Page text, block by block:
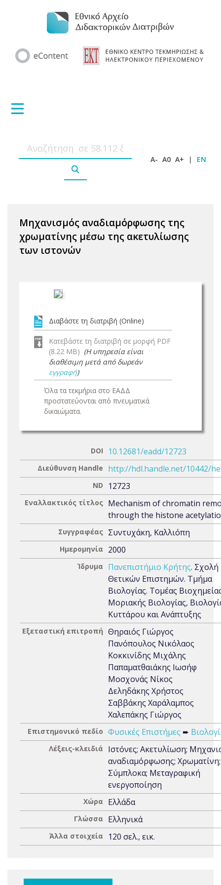
A- A0 A+ | EN
Μηχανισμός αναδιαμόρφωσης της
χρωματίνης μέσω της ακετυλίωσης
των ιστονών
Διαβάστε τη διατριβή (Online)
Κατεβάστε τη διατριβή σε μορφή PDF
(8.22 MB) (Η υπηρεσία είναι
διαθέσιμη μετά από δωρεάν
εγγραφή)
Όλα τα τεκμήρια στο ΕΑΔΔ
προστατεύονται από πνευματικά
δικαιώματα.
DOI 10.12681/eadd/12723
Διεύθυνση Handle http://hdl.handle.net/10442/
ND 12723
Εναλλακτικός τίτλος Mechanism of chromatin
through the histone
Συγγραφέας Συντυχάκη, Καλλιόπη
Ημερομηνία 2000
Ίδρυμα Πανεπιστήμιο Κρήτης. Σχολή
Θετικών Επιστημών. Τμήμα
Βιολογίας. Τομέας
Μοριακής Βιολογίας,
Κυττάρου και Ανάπτυξης
Εξεταστική επιτροπή Θηραιός Γιώργος
Πανόπουλος Νικόλαος
Κοκκινίδης Μιχάλης
Παπαματθαιάκης Ιωσήφ
Μοσχονάς Νίκος
Δεληδάκης Χρήστος
Σαββάκης Χαράλαμπος
Χαλεπάκης Γιώργος
Επιστημονικό πεδίο Φυσικές Επιστήμες ➨
Λέξεις-κλειδιά
Ιστόνες; Ακετυλίωση;
αναδιαμόρφωσης; Χρωματίνη;
Σύμπλοκα; Μεταγραφική
ενεργοποίηση
Χώρα Ελλάδα
Γλώσσα Ελληνικά
Άλλα στοιχεία 120 σελ., εικ.